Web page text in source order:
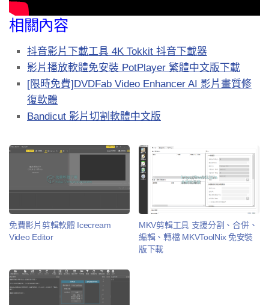
相關內容
抖音影片下載工具 4K Tokkit 抖音下載器
影片播放軟體免安裝 PotPlayer 繁體中文版下載
[限時免費]DVDFab Video Enhancer AI 影片畫質修
復軟體
Bandicut 影片切割軟體中文版
免費影片剪輯軟體 Icecream
Video Editor
MKV剪輯工具 支援分割、合併、
編輯、轉檔 MKVToolNix 免安裝
版下載